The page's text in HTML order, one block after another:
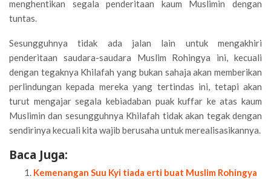
menghentikan segala penderitaan kaum Muslimin dengan
tuntas.
Sesungguhnya tidak ada jalan lain untuk mengakhiri
penderitaan saudara-saudara Muslim Rohingya ini, kecuali
dengan tegaknya Khilafah yang bukan sahaja akan memberikan
perlindungan kepada mereka yang tertindas ini, tetapi akan
turut mengajar segala kebiadaban puak kuffar ke atas kaum
Muslimin dan sesungguhnya Khilafah tidak akan tegak dengan
sendirinya kecuali kita wajib berusaha untuk merealisasikannya.
Baca Juga:
Kemenangan Suu Kyi tiada erti buat Muslim Rohingya